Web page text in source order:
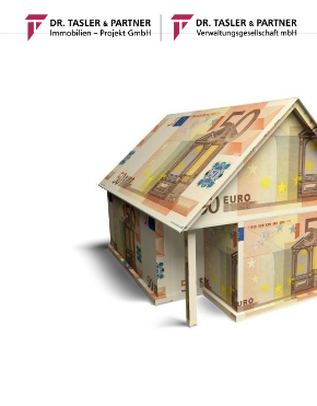
SkipOpen
mobile
Close
mobile